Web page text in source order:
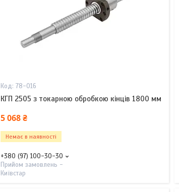
78-016
КГП 2505 з токарною обробкою кінців 1800 мм
5 068 ₴
Немає в наявності
+380 (97) 100-30-30
Прийом замовлень -
Київстар